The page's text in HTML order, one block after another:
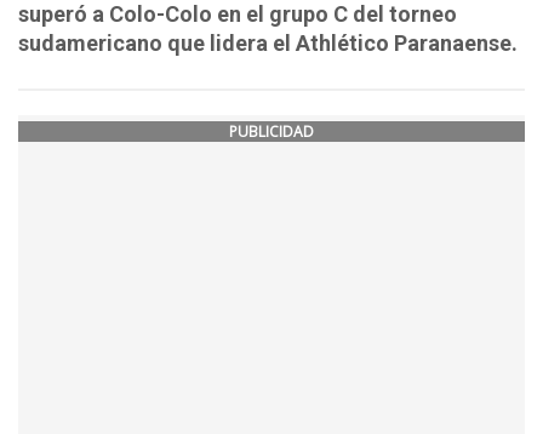
superó a Colo-Colo en el grupo C del torneo
sudamericano que lidera el Athlético Paranaense.
PUBLICIDAD